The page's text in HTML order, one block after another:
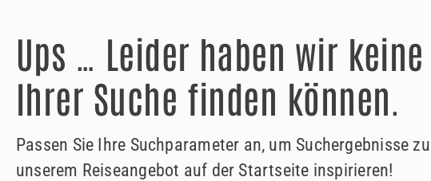
Ups … Leider haben wir
Ihrer Suche finden können.
Passen Sie Ihre Suchparameter an, um Suchergebnisse
unserem Reiseangebot auf der Startseite inspirieren!